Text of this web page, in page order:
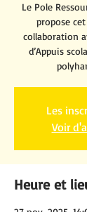
Le Pole
propose
collaboration
d’Appuis
Les
Voir
Heure et